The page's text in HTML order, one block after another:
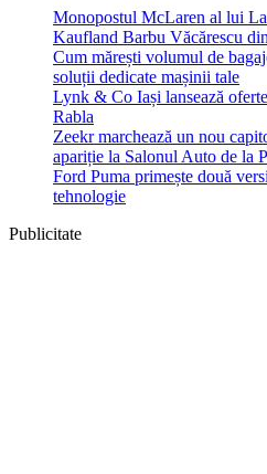
Monopostul McLaren al lui
Kaufland Barbu Văcărescu
Cum mărești volumul de
soluții dedicate mașinii tale
Lynk & Co Iași lansează
Rabla
Zeekr marchează un nou
apariție la Salonul Auto de la
Ford Puma primește două
tehnologie
Publicitate